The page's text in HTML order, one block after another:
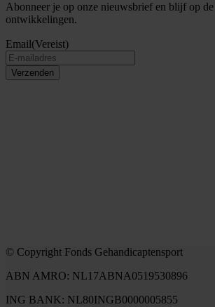
Abonneer je op onze nieuwsbrief en blijf op
ontwikkelingen.
Email(Vereist)
Verzenden
© Copyright Fonds Gehandicaptensport
ABN AMRO: NL17ABNA0519530896
ING BANK: NL80INGB0000005855